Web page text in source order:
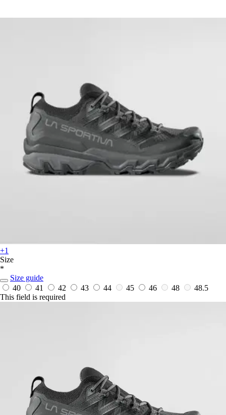
+1
Size
*
Size guide
40
41 42 43 44 45 46 48
48.5
This field is required